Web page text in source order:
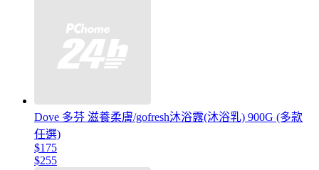
Dove 多芬 滋養柔膚/gofresh沐浴露(沐浴乳) 900G (多款
任選)
$175
$255